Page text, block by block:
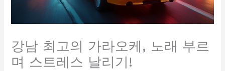
강남 최고의 가라오케, 노래 부르
며 스트레스 날리기!